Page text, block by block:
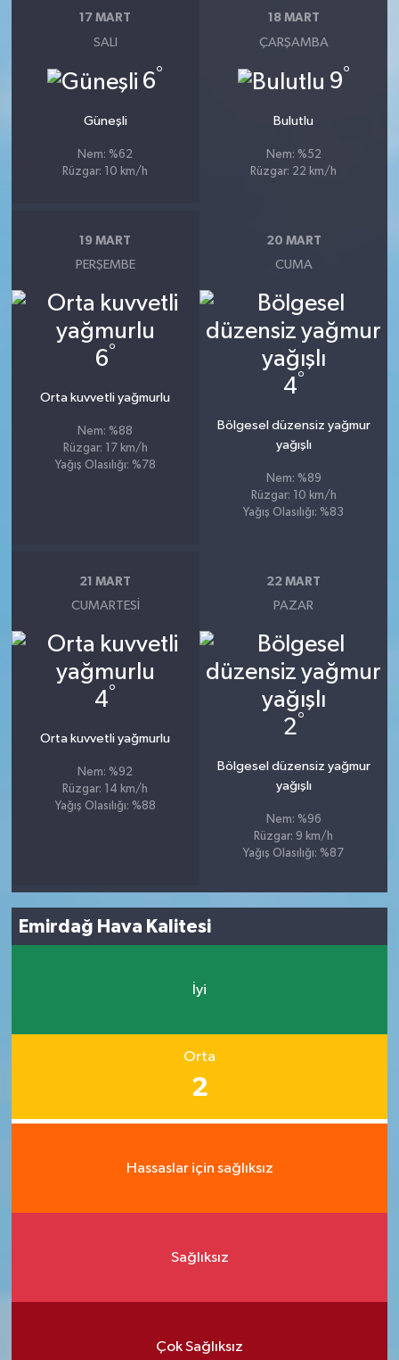
17 MART
SALI
6°
Güneşli
Nem: %62
Rüzgar: 10 km/h
18 MART
ÇARŞAMBA
9°
Bulutlu
Nem: %52
Rüzgar: 22 km/h
19 MART
PERŞEMBE
6°
Orta kuvvetli yağmurlu
Nem: %88
Rüzgar: 17 km/h
Yağış Olasılığı: %78
20 MART
CUMA
4°
Bölgesel düzensiz yağmur
yağışlı
Nem: %89
Rüzgar: 10 km/h
Yağış Olasılığı: %83
21 MART
CUMARTESI
4°
Orta kuvvetli yağmurlu
Nem: %92
Rüzgar: 14 km/h
Yağış Olasılığı: %88
22 MART
PAZAR
2°
Bölgesel düzensiz yağmur
yağışlı
Nem: %96
Rüzgar: 9 km/h
Yağış Olasılığı: %87
Emirdağ Hava Kalitesi
İyi
Orta
2
Hassaslar için sağlıksız
Sağlıksız
Çok Sağlıksız